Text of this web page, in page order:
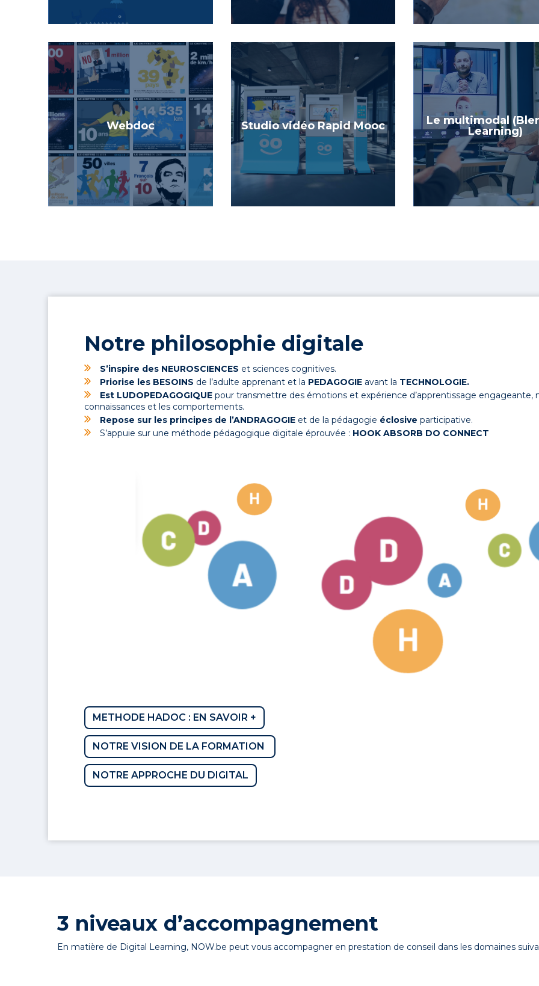
Webdoc Studio vidéo Rapid Mooc
Le multimodal
Learning)
Notre philosophie digitale
S’inspire des NEUROSCIENCES et sciences cognitives.
Priorise les BESOINS de l’adulte apprenant et la PEDAGOGIE avant la TECHNOLOGIE.
Est LUDOPEDAGOGIQUE pour transmettre des émotions et expérience d’apprentissage
connaissances et les comportements.
Repose sur les principes de l’ANDRAGOGIE et de la pédagogie éclosive participative.
S’appuie sur une méthode pédagogique digitale éprouvée : HOOK ABSORB DO CONNECT
METHODE HADOC : EN SAVOIR +
NOTRE VISION DE LA FORMATION
NOTRE APPROCHE DU DIGITAL
3 niveaux d’accompagnement
En matière de Digital Learning, NOW.be peut vous accompagner en prestation de conseil dans les domaines